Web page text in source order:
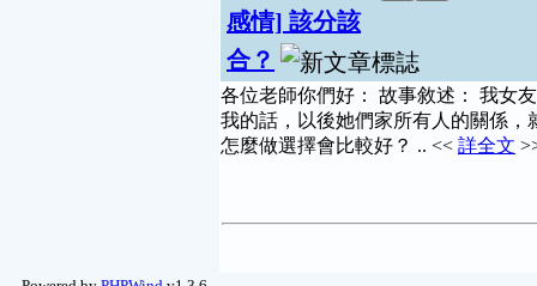
感情] 該分該
合？
各位老師你們好： 故事敘述： 我女
我的話，以後她們家所有人的關係，
怎麼做選擇會比較好？ .. << 詳全文